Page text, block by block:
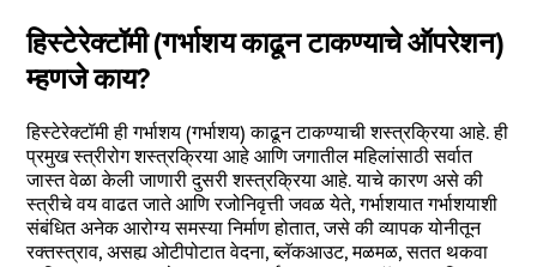
हिस्टेरेक्टॉमी (गर्भाशय काढून टाकण्याचे ऑपरेशन)
म्हणजे काय?
हिस्टेरेक्टॉमी ही गर्भाशय (गर्भाशय) काढून टाकण्याची शस्त्रक्रिया आहे. ही
प्रमुख स्त्रीरोग शस्त्रक्रिया आहे आणि जगातील महिलांसाठी सर्वात
जास्त वेळा केली जाणारी दुसरी शस्त्रक्रिया आहे. याचे कारण असे की
स्त्रीचे वय वाढत जाते आणि रजोनिवृत्ती जवळ येते, गर्भाशयात गर्भाशयाशी
संबंधित अनेक आरोग्य समस्या निर्माण होतात, जसे की व्यापक योनीतून
रक्तस्त्राव, असह्य ओटीपोटात वेदना, ब्लॅकआउट, मळमळ, सतत थकवा